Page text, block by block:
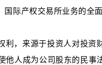
际产权交易所业务的全
，来源于投资人对投
人成为公司股东的民